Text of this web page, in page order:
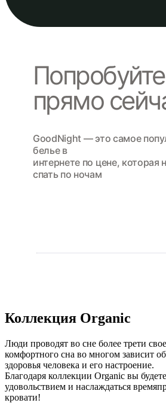
Попробуйте
прямо
GoodNight — это cамое
белье в
интернете по цене, которая
спать по ночам
Коллекция Organic
Люди проводят во сне более трети
комфортного сна во многом зависит
здоровья человека и его настроение.
Благодаря коллекции Organic вы
удовольствием и наслаждаться
кровати!